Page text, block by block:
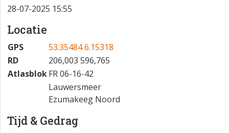
28-07-2025 15:55
Locatie
GPS
53.35484 6.15318
RD
206,003 596,765
AtlasblokFR 06-16-42
Lauwersmeer
Ezumakeeg Noord
Tijd & Gedrag